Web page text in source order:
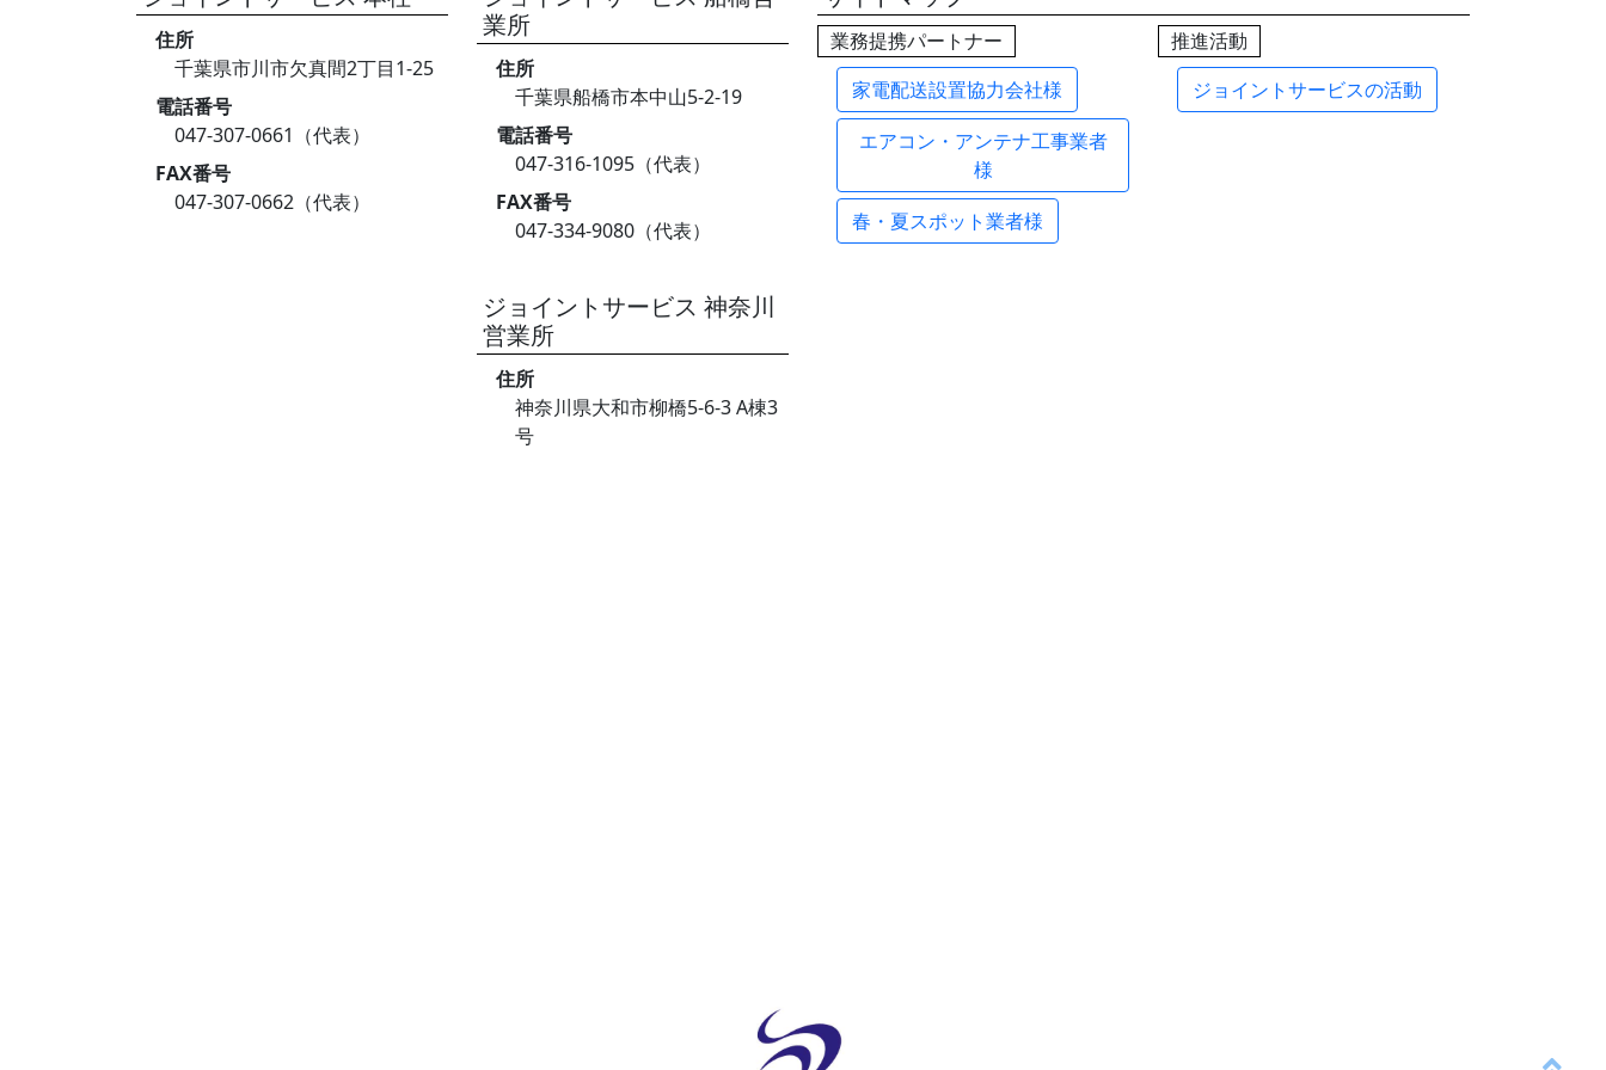
住所
千葉県市川市欠真間2丁目1-25
電話番号
047-307-0661（代表）
FAX番号
047-307-0662（代表）
業所
住所
千葉県船橋市本中山5-2-19
電話番号
047-316-1095（代表）
FAX番号
047-334-9080（代表）
ジョイントサービス 神奈川
営業所
住所
神奈川県大和市柳橋5-6-3 A棟3
号
業務提携パートナー
家電配送設置協力会社様
エアコン・アンテナ工事業者
様
春・夏スポット業者様
推進活動
ジョイントサービスの活動